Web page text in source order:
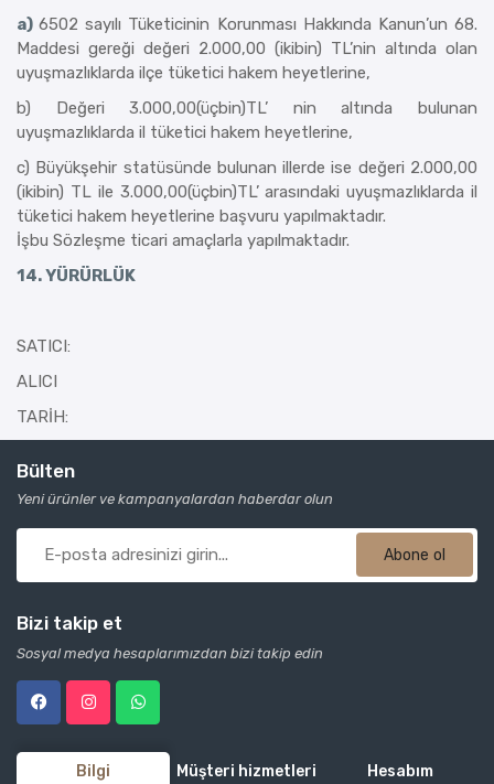
a)6502 sayılı Tüketicinin Korunması Hakkında Kanun’un 68.
Maddesi gereği değeri 2.000,00 (ikibin) TL’nin altında olan
uyuşmazlıklarda ilçe tüketici hakem heyetlerine,
b) Değeri 3.000,00(üçbin)TL’ nin altında bulunan
uyuşmazlıklarda il tüketici hakem heyetlerine,
c) Büyükşehir statüsünde bulunan illerde ise değeri 2.000,00
(ikibin) TL ile 3.000,00(üçbin)TL’ arasındaki uyuşmazlıklarda il
tüketici hakem heyetlerine başvuru yapılmaktadır.
İşbu Sözleşme ticari amaçlarla yapılmaktadır.
14. YÜRÜRLÜK
SATICI:
ALICI
TARİH:
Bülten
Yeni ürünler ve kampanyalardan haberdar olun
Abone ol
Bizi takip et
Sosyal medya hesaplarımızdan bizi takip edin
Bilgi Müşteri hizmetleri Hesabım